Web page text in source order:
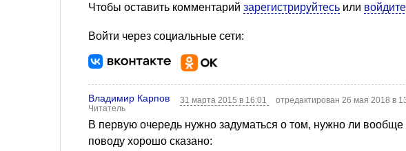
Чтобы оставить комментарий зарегистрируйтесь или
Войти через социальные сети:
Владимир Карпов
Читатель
31 марта 2015 в 16:01 отредактирован 26 мая 2018 в
В первую очередь нужно задуматься о том, нужно ли вообще
поводу хорошо сказано: